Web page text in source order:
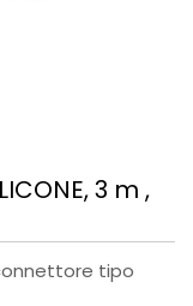
3 m ,
connettore tipo